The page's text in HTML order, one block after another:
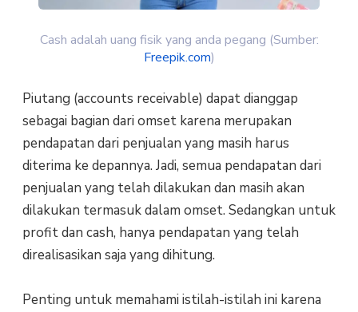
Cash adalah uang fisik yang anda pegang (Sumber:
Freepik.com)
Piutang (accounts receivable) dapat dianggap
sebagai bagian dari omset karena merupakan
pendapatan dari penjualan yang masih harus
diterima ke depannya. Jadi, semua pendapatan dari
penjualan yang telah dilakukan dan masih akan
dilakukan termasuk dalam omset. Sedangkan untuk
profit dan cash, hanya pendapatan yang telah
direalisasikan saja yang dihitung.
Penting untuk memahami istilah-istilah ini karena